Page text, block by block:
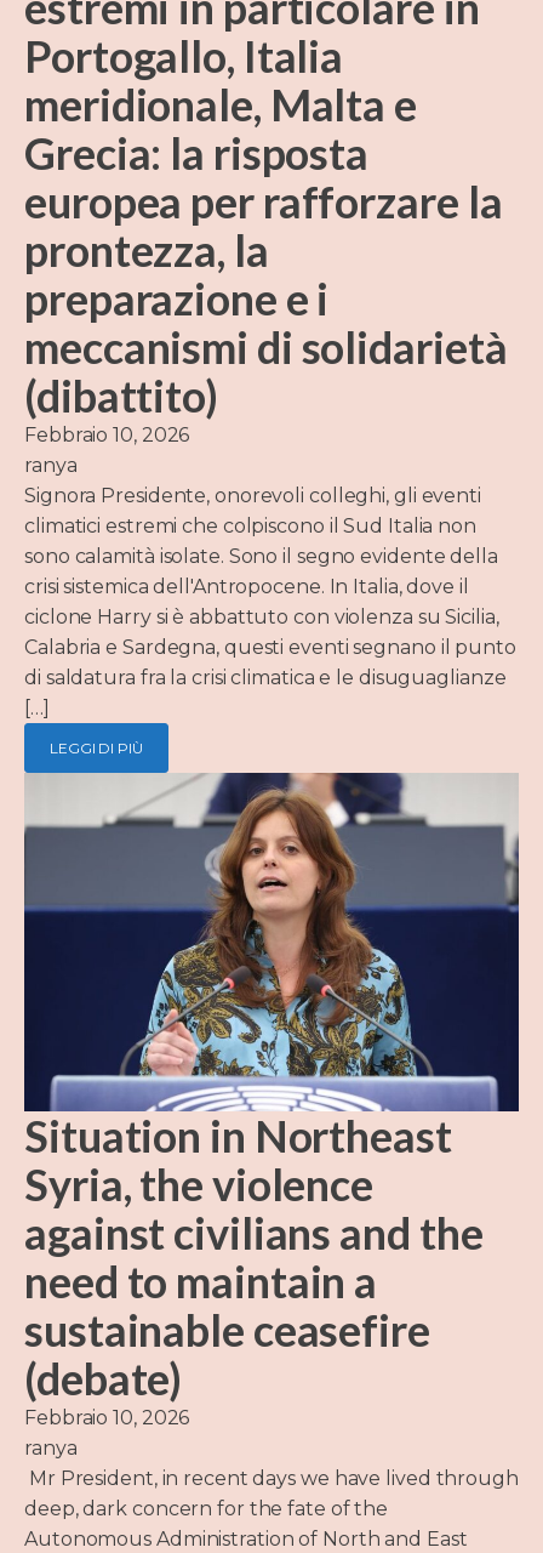
Portogallo, Italia
meridionale, Malta e
Grecia: la risposta
europea per rafforzare la
prontezza, la
preparazione e i
meccanismi di solidarietà
(dibattito)
Febbraio 10, 2026
ranya
Signora Presidente, onorevoli colleghi, gli eventi
climatici estremi che colpiscono il Sud Italia non
sono calamità isolate. Sono il segno evidente della
crisi sistemica dell'Antropocene. In Italia, dove il
ciclone Harry si è abbattuto con violenza su Sicilia,
Calabria e Sardegna, questi eventi segnano il punto
di saldatura fra la crisi climatica e le disuguaglianze
[…]
LEGGI DI PIÙ
Situation in Northeast
Syria, the violence
against civilians and the
need to maintain a
sustainable ceasefire
(debate)
Febbraio 10, 2026
ranya
Mr President, in recent days we have lived through
deep, dark concern for the fate of the
Autonomous Administration of North and East